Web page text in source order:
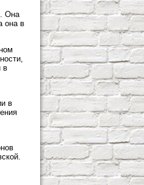
Она
она в
в
в